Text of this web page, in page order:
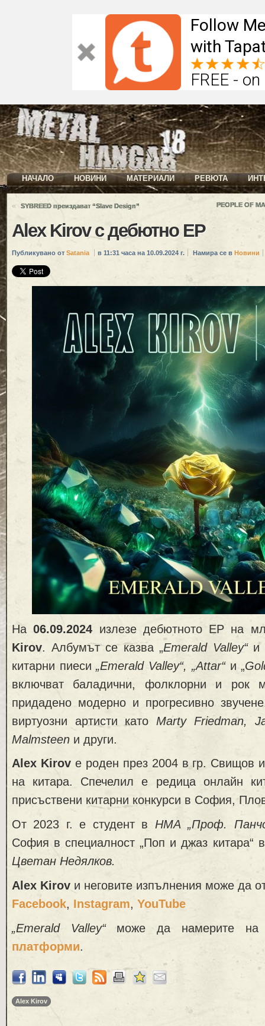
Follow
with
FREE -
НАЧАЛО НОВИНИ МАТЕРИАЛИ РЕВЮТА
« SYBREED преиздават “Slave Design” PEOPLE OF
Alex Kirov с дебютно ЕР
Публикувано от Satania в 11:31 часа на 10.09.2024 г. Намира се в Новини
На06.09.2024 излезе дебютното EP на
Kirov. Албумът се казва „Emerald Valley“и
китарни пиеси„Emerald Valley“, „Attar“и „
включват баладични, фолклорни и рок
придадено модерно и прогресивно
виртуозни артисти като Marty Friedman,
Malmsteen и други.
Alex Kirovе роден през 2004 в гр. Свищов
на китара. Спечелил е редица онлайн
присъствени китарни конкурси в София,
От 2023 г. е студент в НМА „Проф. Панчо
София в специалност „Поп и джаз китара“
Цветан Недялков.
Alex Kirov и неговите изпълнения може да
Facebook, Instagram, YouTube
„Emerald Valley“може да намерите на
платформи.
Alex Kirov